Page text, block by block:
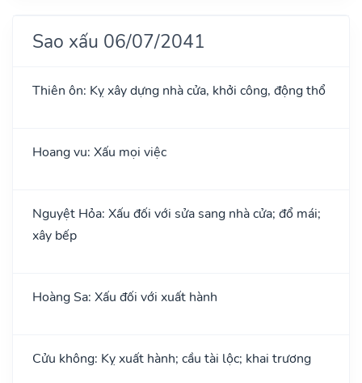
Sao xấu 06/07/2041
Thiên ôn: Kỵ xây dựng nhà cửa, khởi công, động thổ
Hoang vu: Xấu mọi việc
Nguyệt Hỏa: Xấu đối với sửa sang nhà cửa; đổ mái;
xây bếp
Hoàng Sa: Xấu đối với xuất hành
Cửu không: Kỵ xuất hành; cầu tài lộc; khai trương